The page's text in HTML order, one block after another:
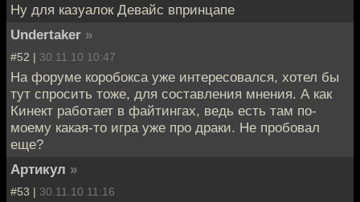
Ну для казуалок Девайс впринцапе
Undertaker »
#52 | 30.11.10 10:47
На форуме коробокса уже интересовался, хотел бы
тут спросить тоже, для составления мнения. А как
Кинект работает в файтингах, ведь есть там по-
моему какая-то игра уже про драки. Не пробовал
еще?
Артикул »
#53 | 30.11.10 11:16